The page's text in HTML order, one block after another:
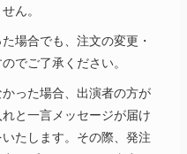
ん。
場合でも、注文の変更・
でご了承ください。
った場合、出演者の方が
と一言メッセージが届け
たします。その際、発注